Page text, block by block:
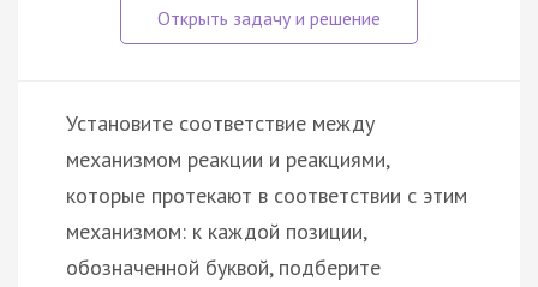
Установите соответствие между
механизмом реакции и реакциями,
которые протекают в соответствии с этим
механизмом: к каждой позиции,
обозначенной буквой, подберите